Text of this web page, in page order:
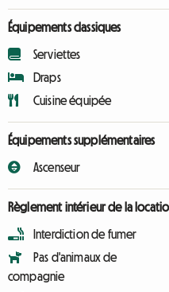
Équipements classiques
Serviettes
Draps
Cuisine équipée
Équipements supplémentaires
Ascenseur
Règlement intérieur de la
Interdiction de fumer
Pas d'animaux de
compagnie